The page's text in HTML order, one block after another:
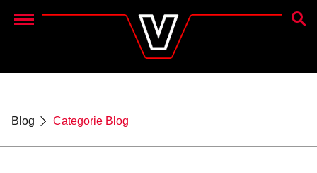
Menu
CERCA
Blog Categorie Blog